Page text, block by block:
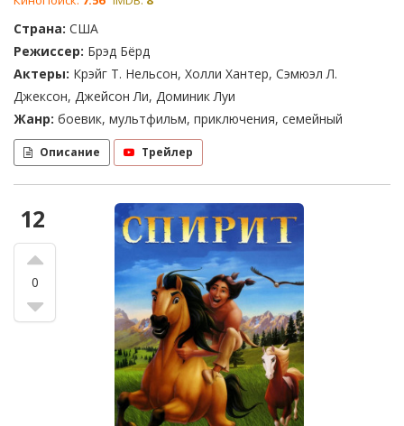
Страна: США
Режиссер: Брэд Бёрд
Актеры: Крэйг Т. Нельсон, Холли Хантер, Сэмюэл Л.
Джексон, Джейсон Ли, Доминик Луи
Жанр: боевик, мультфильм, приключения, семейный
Описание Трейлер
12
0